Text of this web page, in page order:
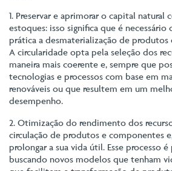
1. Preservar e aprimorar o capital natural
estoques: isso significa que é necessário
prática a desmaterialização de produtos
A circularidade opta pela seleção dos
maneira mais coerente e, sempre que
tecnologias e processos com base em
renováveis ou que resultem em um
desempenho.
2. Otimização do rendimento dos
circulação de produtos e componentes
prolongar a sua vida útil. Esse processo é
buscando novos modelos que tenham